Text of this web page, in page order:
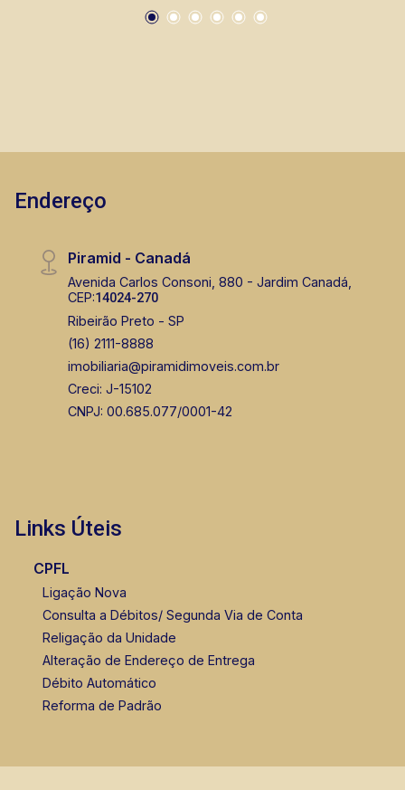
mesmo nos principais lançamentos da cidade
Endereço
Piramid - Canadá
Avenida Carlos Consoni, 880 - Jardim Canadá,
CEP:14024-270
Ribeirão Preto - SP
(16) 2111-8888
imobiliaria@piramidimoveis.com.br
Creci: J-15102
CNPJ: 00.685.077/0001-42
Links Úteis
CPFL
Ligação Nova
Consulta a Débitos/ Segunda Via de Conta
Religação da Unidade
Alteração de Endereço de Entrega
Débito Automático
Reforma de Padrão